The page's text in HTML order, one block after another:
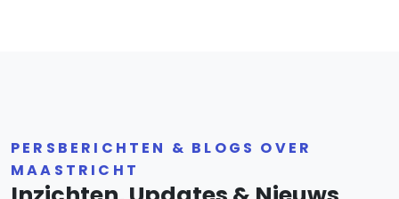
PERSBERICHTEN & BLOGS OVER
MAASTRICHT